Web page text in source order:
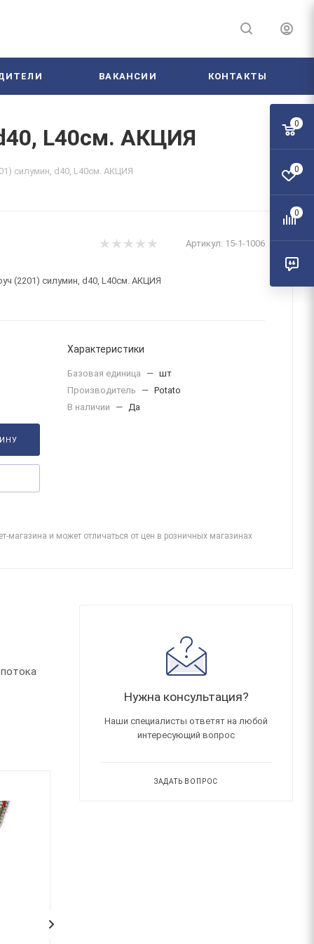
ВАКАНСИИ КОНТАКТЫ
L40см. АКЦИЯ
силумин, d40, L40см. АКЦИЯ
Артикул: 15-1-1006
(2201) силумин, d40, L40см. АКЦИЯ
Характеристики
Базовая единица — шт
Производитель
— Potato
В наличии
— Да
магазина и может отличаться от цен в розничных магазинах
Нужна консультация?
Наши специалисты ответят на любой
интересующий вопрос
ЗАДАТЬ ВОПРОС
0
0
0